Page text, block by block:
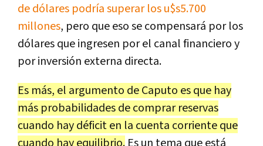
de dólares podría superar los u$s5.700
millones, pero que eso se compensará por los
dólares que ingresen por el canal financiero y
por inversión externa directa.
Es más, el argumento de Caputo es que hay
más probabilidades de comprar reservas
cuando hay déficit en la cuenta corriente que